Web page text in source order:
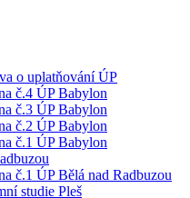
o uplatňování ÚP
č.4 ÚP Babylon
č.3 ÚP Babylon
č.2 ÚP Babylon
č.1 ÚP Babylon
č.1 ÚP Bělá nad Radbuzou
studie Pleš